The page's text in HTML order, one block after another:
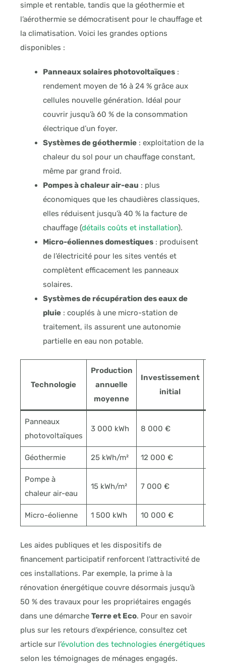
simple et rentable, tandis que la géothermie et
l’aérothermie se démocratisent pour le chauffage et
la climatisation. Voici les grandes options
disponibles :
Panneaux solaires photovoltaïques :
rendement moyen de 16 à 24 % grâce aux
cellules nouvelle génération. Idéal pour
couvrir jusqu’à 60 % de la consommation
électrique d’un foyer.
Systèmes de géothermie : exploitation de la
chaleur du sol pour un chauffage constant,
même par grand froid.
Pompes à chaleur air-eau : plus
économiques que les chaudières classiques,
elles réduisent jusqu’à 40 % la facture de
chauffage (détails coûts et installation).
Micro-éoliennes domestiques : produisent
de l’électricité pour les sites ventés et
complètent efficacement les panneaux
solaires.
Systèmes de récupération des eaux de
pluie : couplés à une micro-station de
traitement, ils assurent une autonomie
partielle en eau non potable.
Technologie
Production
annuelle
moyenne
Investissement
initial
Panneaux
photovoltaïques
3 000 kWh 8 000 €
Géothermie 25 kWh/m² 12 000 €
Pompe à
chaleur air-eau
15 kWh/m² 7 000 €
Micro-éolienne 1 500 kWh 10 000 €
Les aides publiques et les dispositifs de
financement participatif renforcent l’attractivité de
ces installations. Par exemple, la prime à la
rénovation énergétique couvre désormais jusqu’à
50 % des travaux pour les propriétaires engagés
dans une démarche Terre et Eco. Pour en savoir
plus sur les retours d’expérience, consultez cet
article sur l’évolution des technologies énergétiques
selon les témoignages de ménages engagés.